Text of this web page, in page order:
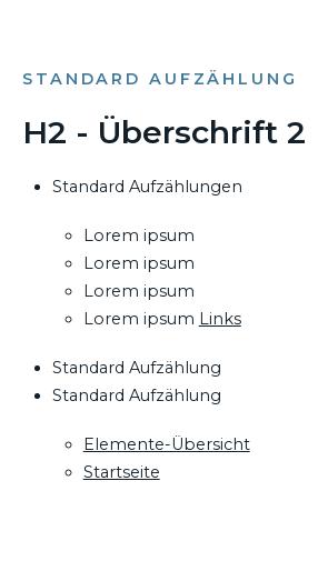
STANDARD AUFZÄHLUNG
H2 - Überschrift 2
Standard Aufzählungen
Lorem ipsum
Lorem ipsum
Lorem ipsum
Lorem ipsum Links
Standard Aufzählung
Standard Aufzählung
Elemente-Übersicht
Startseite